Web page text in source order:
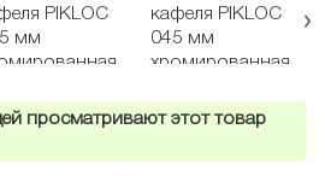
просматривают этот товар